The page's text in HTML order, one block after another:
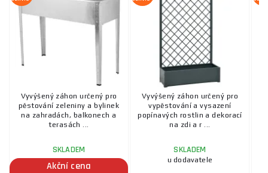
Vyvýšený záhon určený pro
pěstování zeleniny a bylinek
na zahradách, balkonech a
terasách ...
SKLADEM
Akční cena
Vyvýšený záhon určený pro
vypěstování a vysazení
popínavých rostlin a dekorací
na zdi a r ...
SKLADEM
u dodavatele